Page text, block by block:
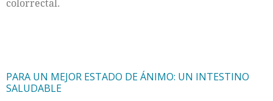
colorrectal.
PARA UN MEJOR ESTADO DE ÁNIMO: UN INTESTINO
SALUDABLE